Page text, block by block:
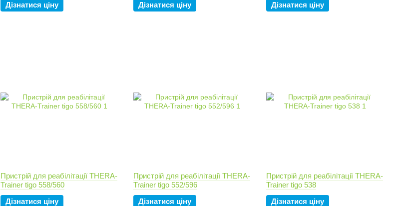
Дізнатися ціну
Дізнатися ціну
Дізнатися ціну
Пристрій для реабілітації THERA-
Trainer tigo 558/560
Дізнатися ціну
Пристрій для реабілітації THERA-
Trainer tigo 552/596
Дізнатися ціну
Пристрій для реабілітації THERA-
Trainer tigo 538
Дізнатися ціну